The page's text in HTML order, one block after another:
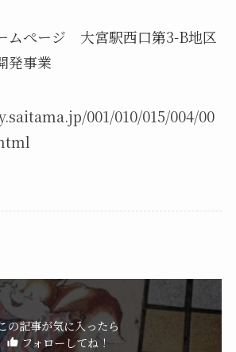
ムぺージ 大宮駅西口第3-B地区
発事業
001/010/015/004/00
この記事が気に入ったら
フォローしてね！